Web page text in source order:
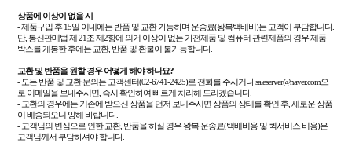
상품에 이상이 없을 시
- 제품구입 후 15일 이내에는 반품 및 교환 가능하며 운송료(왕복택배비)는 고객이 부담합니다.
단, 통신판매법 제 21조 제2항에 의거 이상이 없는 가전제품 및 컴퓨터 관련제품의 경우 제품
박스를 개봉한 후에는 교환, 반품 및 환불이 불가능합니다.
교환 및 반품을 원할 경우 어떻게 해야 하나요?
- 모든 반품 및 교환 문의는 고객센터(02-6741-2425)로 전화를 주시거나 saleserver@naver.com으
로 이메일을 보내주시면, 즉시 확인하여 빠르게 처리해 드리겠습니다.
- 교환의 경우에는 기존에 받으신 상품을 먼저 보내주시면 상품의 상태를 확인 후, 새로운 상품
이 배송되오니 양해 바랍니다.
- 고객님의 변심으로 인한 교환, 반품을 하실 경우 왕복 운송료(택배비용 및 퀵서비스 비용)은
고객님께서 부담하셔야 합니다.